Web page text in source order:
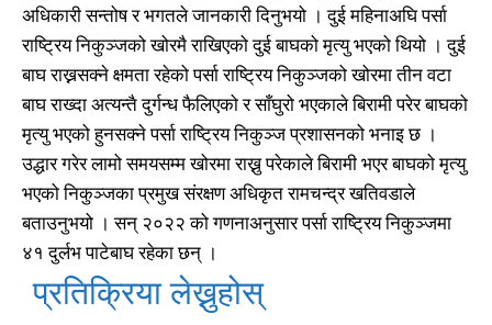
अधिकारी सन्तोष र भगतले जानकारी दिनुभयो । दुई महिनाअघि पर्सा
राष्ट्रिय निकुञ्जको खोरमै राखिएको दुई बाघको मृत्यु भएको थियो । दुई
बाघ राख्नसक्ने क्षमता रहेको पर्सा राष्ट्रिय निकुञ्जको खोरमा तीन वटा
बाघ राख्दा अत्यन्तै दुर्गन्ध फैलिएको र साँघुरो भएकाले बिरामी परेर बाघको
मृत्यु भएको हुनसक्ने पर्सा राष्ट्रिय निकुञ्ज प्रशासनको भनाइ छ ।
उद्धार गरेर लामो समयसम्म खोरमा राख्नु परेकाले बिरामी भएर बाघको मृत्यु
भएको निकुञ्जका प्रमुख संरक्षण अधिकृत रामचन्द्र खतिवडाले
बताउनुभयो । सन् २०२२ को गणनाअनुसार पर्सा राष्ट्रिय निकुञ्जमा
४१ दुर्लभ पाटेबाघ रहेका छन् ।
प्रतिक्रिया लेख्नुहोस्